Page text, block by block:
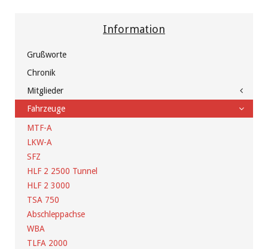
Information
Grußworte
Chronik
Mitglieder
Fahrzeuge
MTF-A
LKW-A
SFZ
HLF 2 2500 Tunnel
HLF 2 3000
TSA 750
Abschleppachse
WBA
TLFA 2000